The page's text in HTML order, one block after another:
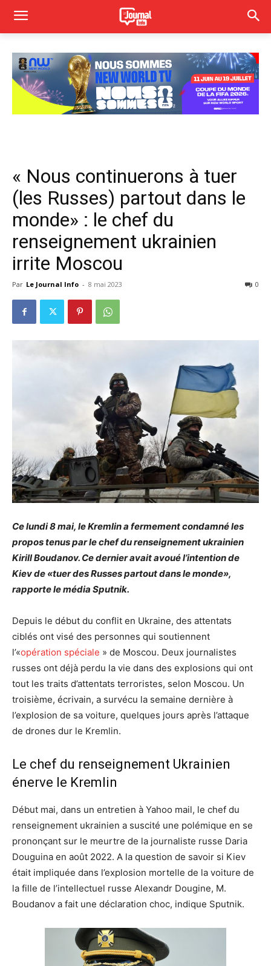
« Nous continuerons à tuer
(les Russes) partout dans le
monde» : le chef du
renseignement ukrainien
irrite Moscou
Par Le Journal Info - 8 mai 2023 0
Ce lundi 8 mai, le Kremlin a fermement condamné les
propos tenus par le chef du renseignement ukrainien
Kirill Boudanov. Ce dernier avait avoué l’intention de
Kiev de «tuer des Russes partout dans le monde»,
rapporte le média Sputnik.
Depuis le début du conflit en Ukraine, des attentats
ciblés ont visé des personnes qui soutiennent
l’«opération spéciale » de Moscou. Deux journalistes
russes ont déjà perdu la vie dans des explosions qui ont
tout les traits d’attentats terroristes, selon Moscou. Un
troisième, écrivain, a survécu la semaine dernière à
l’explosion de sa voiture, quelques jours après l’attaque
de drones dur le Kremlin.
Le chef du renseignement Ukrainien
énerve le Kremlin
Début mai, dans un entretien à Yahoo mail, le chef du
renseignement ukrainien a suscité une polémique en se
prononçant sur le meurtre de la journaliste russe Daria
Douguina en août 2022. A la question de savoir si Kiev
était impliquée dans l’explosion mortelle de la voiture de
la fille de l’intellectuel russe Alexandr Dougine, M.
Boudanov a fait une déclaration choc, indique Sputnik.